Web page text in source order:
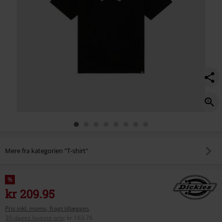
Mere fra kategorien "T-shirt"
%
kr 209.95
Pris inkl. moms, fragt tillægges
30-dages laveste pris
kr 163.76